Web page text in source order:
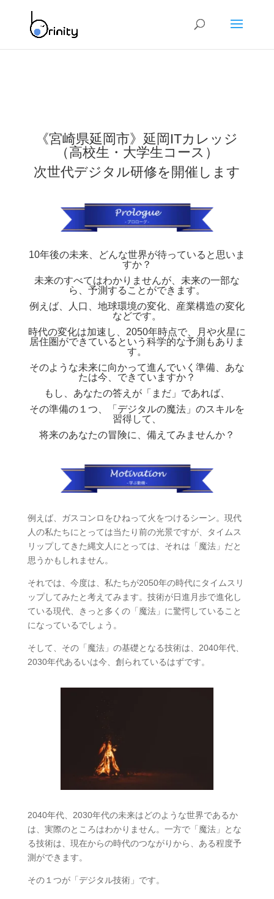
《宮崎県延岡市》延岡ITカレッジ
（高校生・大学生コース）
次世代デジタル研修を開催します
10年後の未来、どんな世界が待っていると思いま
すか？
未来のすべてはわかりませんが、未来の一部な
ら、予測することができます。
例えば、人口、地球環境の変化、産業構造の変化
などです。
時代の変化は加速し、2050年時点で、月や火星に
居住圏ができているという科学的な予測もありま
す。
そのような未来に向かって進んでいく準備、あな
たは今、できていますか？
もし、あなたの答えが「まだ」であれば、
その準備の１つ、「デジタルの魔法」のスキルを
習得して、
将来のあなたの冒険に、備えてみませんか？
例えば、ガスコンロをひねって火をつけるシーン。現代
人の私たちにとっては当たり前の光景ですが、タイムス
リップしてきた縄文人にとっては、それは「魔法」だと
思うかもしれません。
それでは、今度は、私たちが2050年の時代にタイムスリ
ップしてみたと考えてみます。技術が日進月歩で進化し
ている現代、きっと多くの「魔法」に驚愕していること
になっているでしょう。
そして、その「魔法」の基礎となる技術は、2040年代、
2030年代あるいは今、創られているはずです。
2040年代、2030年代の未来はどのような世界であるか
は、実際のところはわかりません。一方で「魔法」とな
る技術は、現在からの時代のつながりから、ある程度予
測ができます。
その１つが「デジタル技術」です。